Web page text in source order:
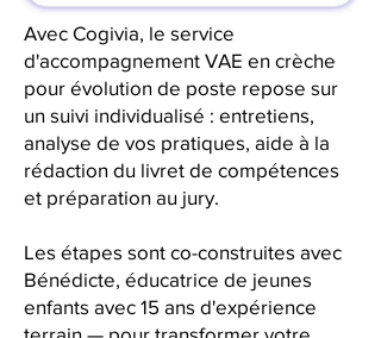
Avec Cogivia, le service
d'accompagnement VAE en crèche
pour évolution de poste repose sur
un suivi individualisé : entretiens,
analyse de vos pratiques, aide à la
rédaction du livret de compétences
et préparation au jury.
Les étapes sont co-construites avec
Bénédicte, éducatrice de jeunes
enfants avec 15 ans d'expérience